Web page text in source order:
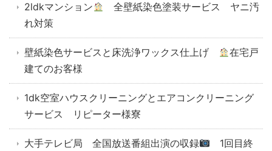
2ldkマンション
全壁紙染色塗装サービス ヤニ汚
れ対策
壁紙染色サービスと床洗浄ワックス仕上げ
在宅戸
建てのお客様
1dk空室ハウスクリーニングとエアコンクリーニング
サービス リピーター様寮
大手テレビ局 全国放送番組出演の収録
1回目終